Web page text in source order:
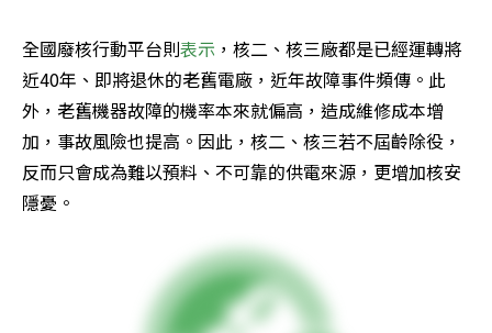
全國廢核行動平台則表示 ，核二、核三廠都是已經運轉將
近40年、即將退休的老舊電廠，近年故障事件頻傳。此
外，老舊機器故障的機率本來就偏高，造成維修成本增
加，事故風險也提高。因此，核二、核三若不屆齡除役，
反而只會成為難以預料、不可靠的供電來源，更增加核安
隱憂。